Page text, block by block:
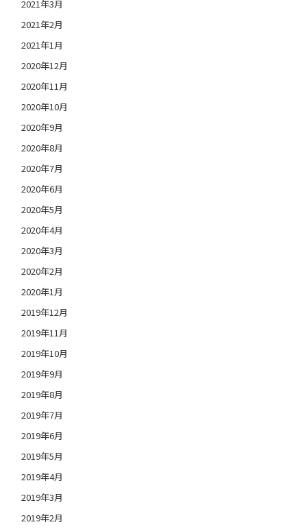
2021年3月
2021年2月
2021年1月
2020年12月
2020年11月
2020年10月
2020年9月
2020年8月
2020年7月
2020年6月
2020年5月
2020年4月
2020年3月
2020年2月
2020年1月
2019年12月
2019年11月
2019年10月
2019年9月
2019年8月
2019年7月
2019年6月
2019年5月
2019年4月
2019年3月
2019年2月